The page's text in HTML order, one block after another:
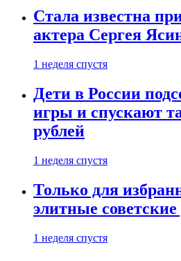
Стала известна
актера Сергея
1 неделя спустя
Дети в России
игры и спускают
рублей
1 неделя спустя
Только для
элитные
1 неделя спустя